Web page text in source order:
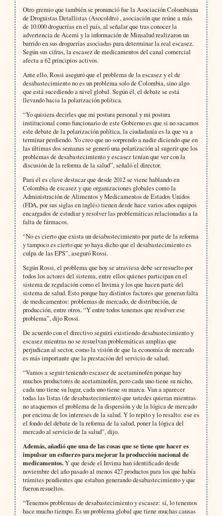
Otro gremio que también se pronunció fue la Asociación Colombiana
de Droguistas Detallistas (Asocoldro) , asociación que reúne a más
de 10.000 droguerías en el país, al señalar que tras conocer la
advertencia de Acemi y la información de Minsalud realizaron un
barrido en sus droguerías asociadas para determinar la real escasez.
Según sus cifras, la escasez de medicamentos del canal comercial
afecta a 62 principios activos.
Ante ello, Rossi aseguró que el problema de la escasez y el de
desabastecimiento no es un problema solo de Colombia, sino algo
que está sucediendo a nivel global. Según él, el debate se está
llevando hacia la polarización política.
“Yo quisiera decirles que mi postura personal y mi postura
institucional como funcionario de este Gobierno es que si no sacamos
este debate de la polarización política, la ciudadanía es la que va a
terminar perdiendo. Yo creo que no sorprendo a nadie diciendo que en
las últimas dos semanas se generó una polarización al sugerir que los
problemas de desabastecimiento y escasez tenían que ver con la
discusión de la reforma de la salud”, señaló el director.
Para él es clave destacar que desde 2012 se viene hablando en
Colombia de escasez y que organizaciones globales como la
Administración de Alimentos y Medicamentos de Estados Unidos
(FDA, por sus siglas en inglés) tienen desde hace varios años equipos
encargados de estudiar y resolver las problemáticas relacionadas a la
falta de fármacos.
“No es cierto que exista un desabastecimiento por parte de la reforma
y tampoco es cierto que yo haya dicho que el desabastecimiento es
culpa de las EPS”, aseguró Rossi.
Según Rossi, el problema que hoy se atraviesa debe ser resuelto por
todos los actores del sistema, entre ellos quienes participan en el
sistema de regulación como el Invima y los que hacen parte del
sistema de salud. Esto porque hay distintos factores que generan falta
de medicamentos: problemas de mercado, de distribución, de
producción, entre otros. “Y entre todos tenemos que resolver ese
problema”, dijo Rossi.
De acuerdo con el directivo seguirá existiendo desabastecimiento y
escasez mientras no se resuelvan problemáticas amplias que
perjudican al sector, como la visión de que la economía de mercado
es más importante que la prestación del servicio de salud.
“Vamos a seguir teniendo escasez de acetaminofén porque hay
muchos productores de acetaminofén, pero cada uno tiene su nicho,
cada uno tiene su lugar, cada uno tiene su marca. Van a aparecer
todas las listas (de desabastecimiento) que ustedes quieran mientras
no ataquemos el problema de la dispersión y de la lógica de mercado
por encima de los intereses de la salud. Y lo repito y lo resalto: ese es
el fondo del debate de la reforma de la salud, poner la lógica del
mercado al servicio de la salud”, dijo.
Además, añadió que una de las cosas que se tiene que hacer es
impulsar un esfuerzo para mejorar la producción nacional de
medicamentos.Y que desde el Invima han identificado desde
noviembre del año pasado al menos 427 productos para los que había
trámites pendientes que estaban generando desabastecimiento y que
fueron resueltos.
“Tenemos problemas de desabastecimiento y escasez: sí, lo tenemos
hace mucho tiempo. Es un problema global que tiene muchas causas